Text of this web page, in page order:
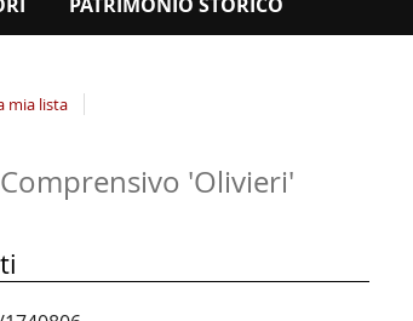
mia lista
'Olivieri'